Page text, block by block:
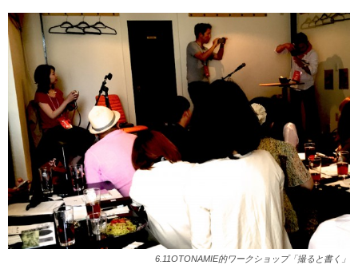
6.11OTONAMIE的ワークショップ「撮ると書く」